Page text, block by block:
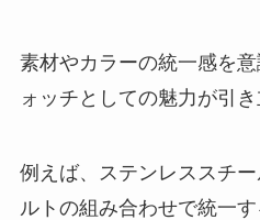
素材やカラーの統一感を
ォッチとしての魅力が引き
例えば、ステンレススチ
ルトの組み合わせで統一